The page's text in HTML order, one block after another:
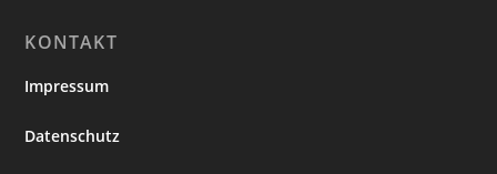
KONTAKT
Impressum
Datenschutz